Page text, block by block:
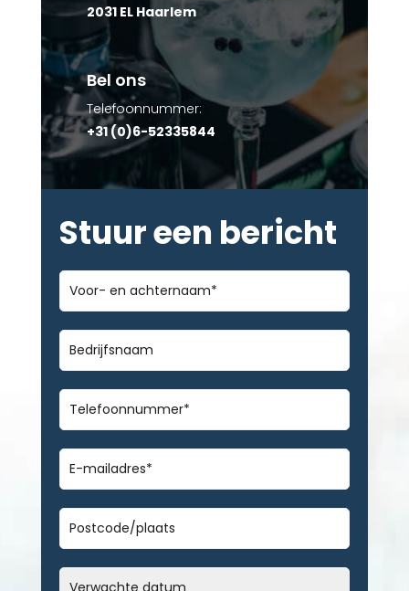
2031 EL Haarlem
Bel ons
Telefoonnummer:
+31 (0)6-52335844
Stuur een bericht
Voor-
en
achternaam*
Bedrijfsnaam
Telefoonnummer*
E-
mailadres*
Geen
titel
Datum